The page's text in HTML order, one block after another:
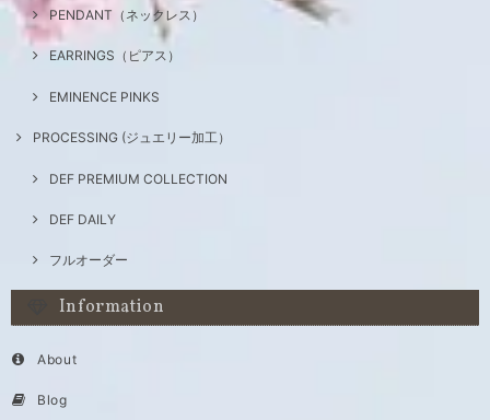
PENDANT（ネックレス）
EARRINGS（ピアス）
EMINENCE PINKS
PROCESSING (ジュエリー加工）
DEF PREMIUM COLLECTION
DEF DAILY
フルオーダー
Information
About
Blog